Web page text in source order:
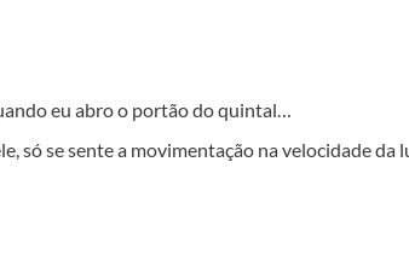
eu abro o portão do quintal…
só se sente a movimentação na velocidade da